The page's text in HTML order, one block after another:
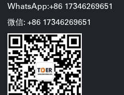
WhatsApp:+86 17346269651
微信: +86 17346269651